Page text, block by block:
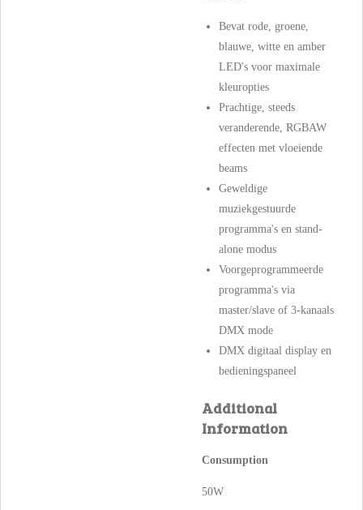
Bevat rode, groene,
blauwe, witte en amber
LED's voor maximale
kleuropties
Prachtige, steeds
veranderende, RGBAW
effecten met vloeiende
beams
Geweldige
muziekgestuurde
programma's en stand-
alone modus
Voorgeprogrammeerde
programma's via
master/slave of 3-kanaals
DMX mode
DMX digitaal display en
bedieningspaneel
Additional
Information
Consumption
50W